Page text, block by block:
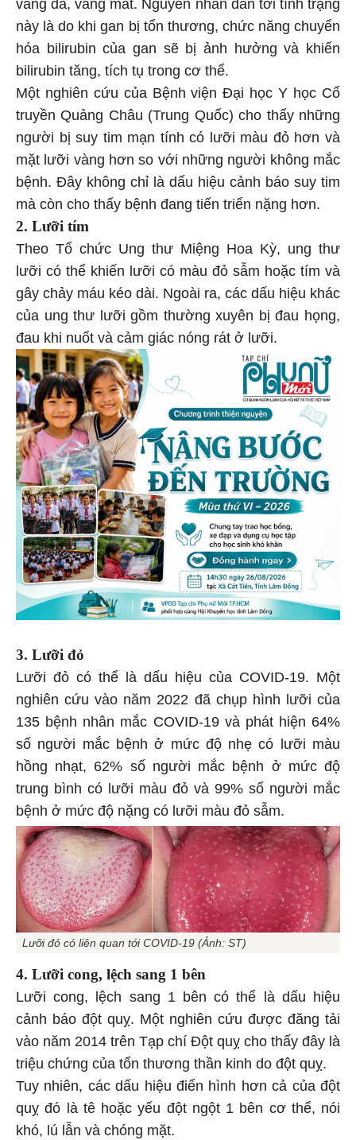
này là do khi gan bị tổn thương, chức năng chuyển
hóa bilirubin của gan sẽ bị ảnh hưởng và khiến
bilirubin tăng, tích tụ trong cơ thể.
Một nghiên cứu của Bệnh viện Đại học Y học Cổ
truyền Quảng Châu (Trung Quốc) cho thấy những
người bị suy tim mạn tính có lưỡi màu đỏ hơn và
mặt lưỡi vàng hơn so với những người không mắc
bệnh. Đây không chỉ là dấu hiệu cảnh báo suy tim
mà còn cho thấy bệnh đang tiến triển nặng hơn.
2. Lưỡi tím
Theo Tổ chức Ung thư Miệng Hoa Kỳ, ung thư
lưỡi có thể khiến lưỡi có màu đỏ sẫm hoặc tím và
gây chảy máu kéo dài. Ngoài ra, các dấu hiệu khác
của ung thư lưỡi gồm thường xuyên bị đau họng,
đau khi nuốt và cảm giác nóng rát ở lưỡi.
3. Lưỡi đỏ
Lưỡi đỏ có thể là dấu hiệu của COVID-19. Một
nghiên cứu vào năm 2022 đã chụp hình lưỡi của
135 bệnh nhân mắc COVID-19 và phát hiện 64%
số người mắc bệnh ở mức độ nhẹ có lưỡi màu
hồng nhạt, 62% số người mắc bệnh ở mức độ
trung bình có lưỡi màu đỏ và 99% số người mắc
bệnh ở mức độ nặng có lưỡi màu đỏ sẫm.
Lưỡi đỏ có liên quan tới COVID-19 (Ảnh: ST)
4. Lưỡi cong, lệch sang 1 bên
Lưỡi cong, lệch sang 1 bên có thể là dấu hiệu
cảnh báo đột quỵ. Một nghiên cứu được đăng tải
vào năm 2014 trên Tạp chí Đột quỵ cho thấy đây là
triệu chứng của tổn thương thần kinh do đột quỵ.
Tuy nhiên, các dấu hiệu điển hình hơn cả của đột
quỵ đó là tê hoặc yếu đột ngột 1 bên cơ thể, nói
khó, lú lẫn và chóng mặt.